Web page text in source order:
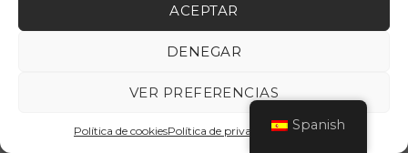
ACEPTAR
DENEGAR
VER PREFERENCIAS
Política de cookiesPolítica de privacidadAviso legal
Spanish